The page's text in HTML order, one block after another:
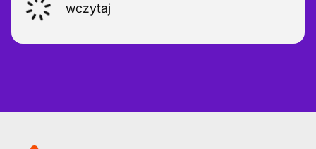
wczytaj